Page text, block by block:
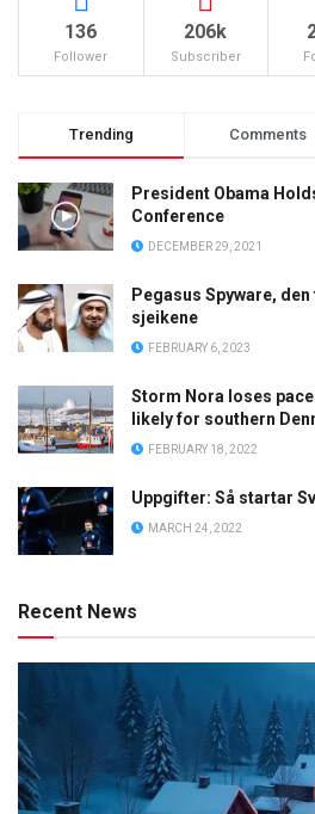
136
Follower
206k
Subscriber
Trending Comments
President Obama
Conference
DECEMBER 29, 2021
Pegasus Spyware,
sjeikene
FEBRUARY 6, 2023
Storm Nora loses pace
likely for southern
FEBRUARY 18, 2022
Uppgifter: Så startar
MARCH 24, 2022
Recent News